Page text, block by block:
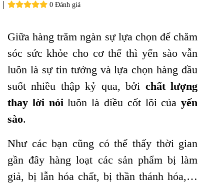
0 Đánh giá
Giữa hàng trăm ngàn sự lựa chọn để chăm
sóc sức khỏe cho cơ thể thì yến sào vẫn
luôn là sự tin tưởng và lựa chọn hàng đầu
suốt nhiều thập kỷ qua, bởi chất lượng
thay lời nóiluôn là điều cốt lõi củayến
sào.
Như các bạn cũng có thể thấy thời gian
gần đây hàng loạt các sản phẩm bị làm
giả, bị lẫn hóa chất, bị thần thánh hóa,…